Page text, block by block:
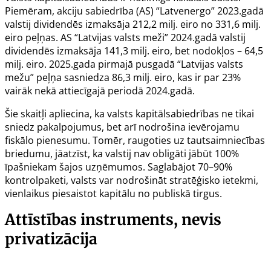
Piemēram, akciju sabiedrība (AS) “Latvenergo” 2023.gadā
valstij dividendēs izmaksāja 212,2 milj. eiro no 331,6 milj.
eiro peļņas. AS “Latvijas valsts meži” 2024.gadā valstij
dividendēs izmaksāja 141,3 milj. eiro, bet nodokļos – 64,5
milj. eiro. 2025.gada pirmajā pusgadā “Latvijas valsts
mežu” peļņa sasniedza 86,3 milj. eiro, kas ir par 23%
vairāk nekā attiecīgajā periodā 2024.gadā.
Šie skaitļi apliecina, ka valsts kapitālsabiedrības ne tikai
sniedz pakalpojumus, bet arī nodrošina ievērojamu
fiskālo pienesumu. Tomēr, raugoties uz tautsaimniecības
briedumu, jāatzīst, ka valstij nav obligāti jābūt 100%
īpašniekam šajos uzņēmumos. Saglabājot 70–90%
kontrolpaketi, valsts var nodrošināt stratēģisko ietekmi,
vienlaikus piesaistot kapitālu no publiskā tirgus.
Attīstības instruments, nevis
privatizācija